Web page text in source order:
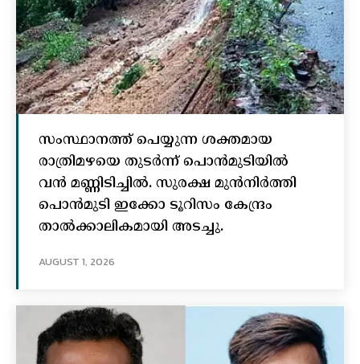
സംസ്ഥാനത്ത് പെയ്യുന്ന ശക്തമായ
രാത്രിമഴയെ തുടർന്ന് പൊൻമുടിയില്‍
വൻ മണ്ണിടിച്ചില്‍. സുരക്ഷ മുൻനിർത്തി
പൊൻമുടി ഇക്കോ ടൂറിസം കേന്ദ്രം
താല്‍ക്കാലികമായി അടച്ചു.
AUGUST 1, 2026